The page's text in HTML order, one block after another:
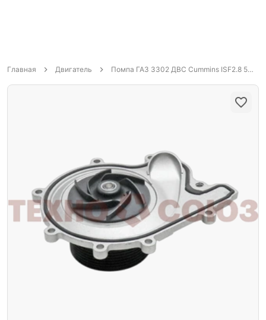
Главная Двигатель Помпа ГАЗ 3302 ДВС Cummins ISF2.8 5269784 Автомагнат